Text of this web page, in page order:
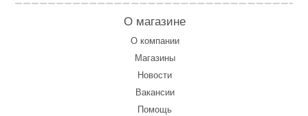
О магазине
О компании
Магазины
Новости
Вакансии
Помощь